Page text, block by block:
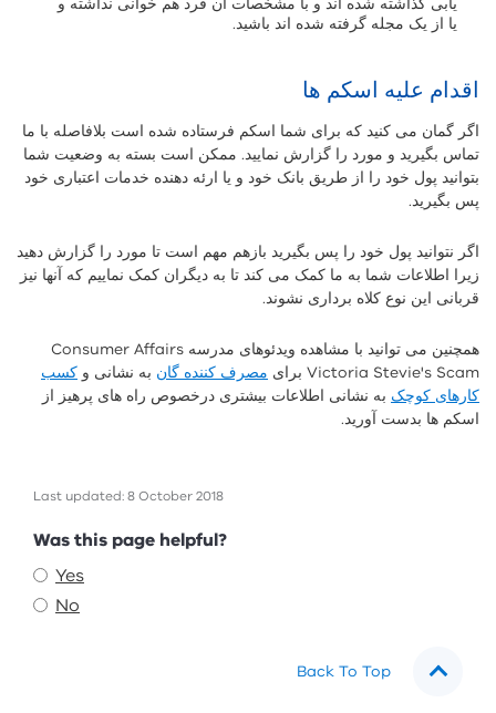
یا از یک مجله گرفته شده اند باشید.
اقدام علیه اسکم ها
اگر گمان می کنید که برای شما اسکم فرستاده شده است بلافاصله با ما
تماس بگیرید و مورد را گزارش نمایید. ممکن است بسته به وضعیت شما
بتوانید پول خود را از طریق بانک خود و یا ارئه دهنده خدمات اعتباری خود
پس بگیرید.
اگر نتوانید پول خود را پس بگیرید بازهم مهم است تا مورد را گزارش دهید
زیرا اطلاعات شما به ما کمک می کند تا به دیگران کمک نماییم که آنها نیز
قربانی این نوع کلاه برداری نشوند.
همچنین می توانید با مشاهده ویدئوهای مدرسه Consumer Affairs
Victoria Stevie's Scam برای
مصرف کننده گان به نشانی و کسب
کارهای کوچک به نشانی اطلاعات بیشتری درخصوص راه های پرهیز از
اسکم ها بدست آورید.
Last updated: 8 October 2018
Feedback
Was this page helpful?
Yes
No
Back To Top